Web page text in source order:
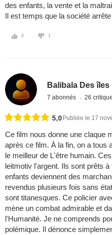
des enfants, la vente et la
Il est temps que la société
4 1
Balibala Des îles
7 abonnés 26
5,0 Publiée le 17
Ce film nous donne une claque
après ce film. À la fin, on a tous
le meilleur de L'être humain.
leitmotiv l'argent. Ils sont prêts
enfants deviennent des
revendus plusieurs fois sans
sont titanesques. Ce policier
mène un combat admirable et
l'Humanité. Je ne comprends
polémique. Il dénonce